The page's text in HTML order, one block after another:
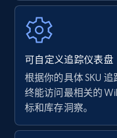
Walmart - products
Specifications,
more.
5.6K+
可自定义追踪仪表盘
根据你的具体 SKU
终能访问最相关的
标和库存洞察。